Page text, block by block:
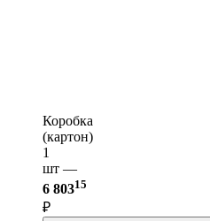
Коробка
(картон)
1
шт —
6 80315
₽